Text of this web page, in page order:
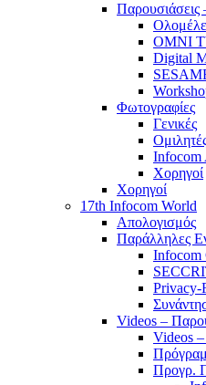
OMNI
Digital
Φωτογραφίες
Γενικές
Infocom
Χορηγοί
Χορηγοί
17th Infocom World
Απολογισμός
Παράλληλες
Infocom
Privacy-
Videos –
Videos –
Προγρ.